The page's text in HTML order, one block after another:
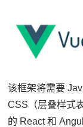
该框架将需要
CSS（层叠样式
的 React 和